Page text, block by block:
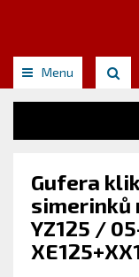
Menu
Gufera
simerinků
YZ125 /